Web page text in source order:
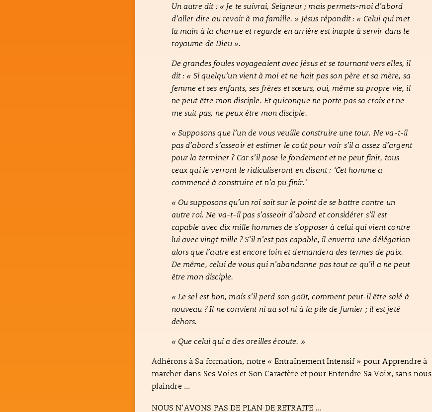
Un autre dit : « Je te suivrai, Seigneur ; mais permets-moi d’abord
d’aller dire au revoir à ma famille. » Jésus répondit : « Celui qui met
la main à la charrue et regarde en arrière est inapte à servir dans le
royaume de Dieu ».
De grandes foules voyageaient avec Jésus et se tournant vers elles, il
dit : « Si quelqu’un vient à moi et ne hait pas son père et sa mère, sa
femme et ses enfants, ses frères et sœurs, oui, même sa propre vie, il
ne peut être mon disciple. Et quiconque ne porte pas sa croix et ne
me suit pas, ne peux être mon disciple.
« Supposons que l’un de vous veuille construire une tour. Ne va-t-il
pas d’abord s’asseoir et estimer le coût pour voir s’il a assez d’argent
pour la terminer ? Car s’il pose le fondement et ne peut finir, tous
ceux qui le verront le ridiculiseront en disant : ‘Cet homme a
commencé à construire et n’a pu finir.’
« Ou supposons qu’un roi soit sur le point de se battre contre un
autre roi. Ne va-t-il pas s’asseoir d’abord et considérer s’il est
capable avec dix mille hommes de s’opposer à celui qui vient contre
lui avec vingt mille ? S’il n’est pas capable, il enverra une délégation
alors que l’autre est encore loin et demandera des termes de paix.
De même, celui de vous qui n’abandonne pas tout ce qu’il a ne peut
être mon disciple.
« Le sel est bon, mais s’il perd son goût, comment peut-il être salé à
nouveau ? Il ne convient ni au sol ni à la pile de fumier ; il est jeté
dehors.
« Que celui qui a des oreilles écoute. »
Adhérons à Sa formation, notre « Entraînement Intensif » pour Apprendre à
marcher dans Ses Voies et Son Caractère et pour Entendre Sa Voix, sans nous
plaindre ...
NOUS N’AVONS PAS DE PLAN DE RETRAITE ...